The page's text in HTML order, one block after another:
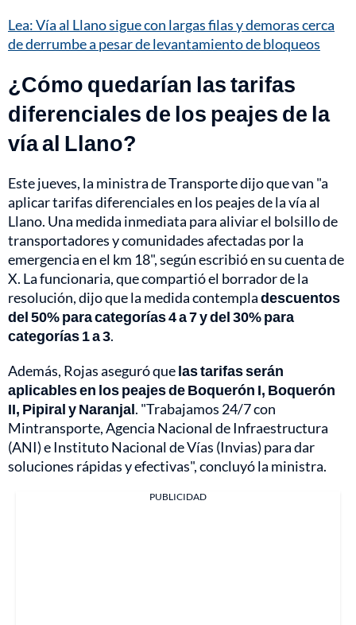
Lea: Vía al Llano sigue con largas filas y demoras cerca
de derrumbe a pesar de levantamiento de bloqueos
¿Cómo quedarían las tarifas
diferenciales de los peajes de la
vía al Llano?
Este jueves, la ministra de Transporte dijo que van "a
aplicar tarifas diferenciales en los peajes de la vía al
Llano. Una medida inmediata para aliviar el bolsillo de
transportadores y comunidades afectadas por la
emergencia en el km 18", según escribió en su cuenta de
X. La funcionaria, que compartió el borrador de la
resolución, dijo que la medida contempladescuentos
del 50% para categorías 4 a 7 y del 30% para
categorías 1 a 3.
Además, Rojas aseguró quelas tarifas serán
aplicables en los peajes de Boquerón I, Boquerón
II, Pipiral y Naranjal. "Trabajamos 24/7 con
Mintransporte, Agencia Nacional de Infraestructura
(ANI) e Instituto Nacional de Vías (Invias) para dar
soluciones rápidas y efectivas", concluyó la ministra.
PUBLICIDAD